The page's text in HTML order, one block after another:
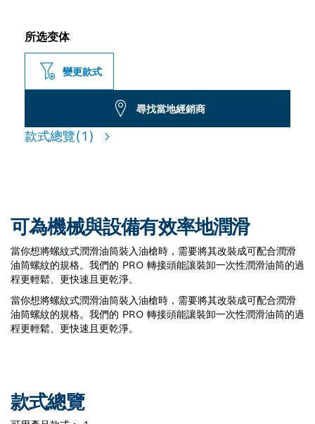
所选变体
變更款式
尋找當地經銷商
款式總覽(1)
可為機械與設備有效率地潤滑
當你想將螺紋式潤滑油筒裝入油槍時，需要將其改裝成可配合潤滑
油筒螺紋的規格。我們的 PRO 轉接頭能讓裝卸一次性潤滑油筒的過
程更輕鬆、更快速且更乾淨。
當你想將螺紋式潤滑油筒裝入油槍時，需要將其改裝成可配合潤滑
油筒螺紋的規格。我們的 PRO 轉接頭能讓裝卸一次性潤滑油筒的過
程更輕鬆、更快速且更乾淨。
款式總覽